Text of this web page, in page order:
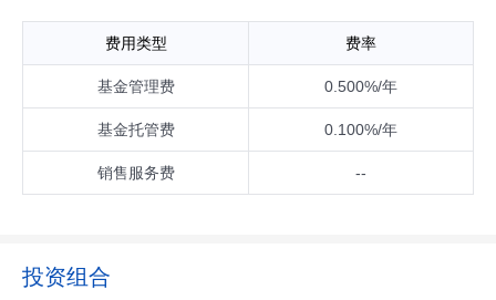
做相应调整。费用类型 费率
基金管理费 0.500%/年
基金托管费 0.100%/年
销售服务费 --
投资组合